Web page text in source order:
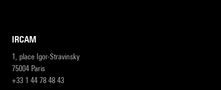
IRCAM
1, place Igor-Stravinsky
75004 Paris
+33 1 44 78 48 43